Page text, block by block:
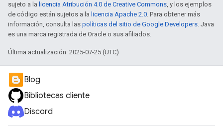
sujeto a la licencia Atribución 4.0 de Creative Commons, y los ejemplos
de código están sujetos a la licencia Apache 2.0. Para obtener más
información, consulta las políticas del sitio de Google Developers. Java
es una marca registrada de Oracle o sus afiliados.
Última actualización: 2025-07-25 (UTC)
Blog
Bibliotecas cliente
Discord